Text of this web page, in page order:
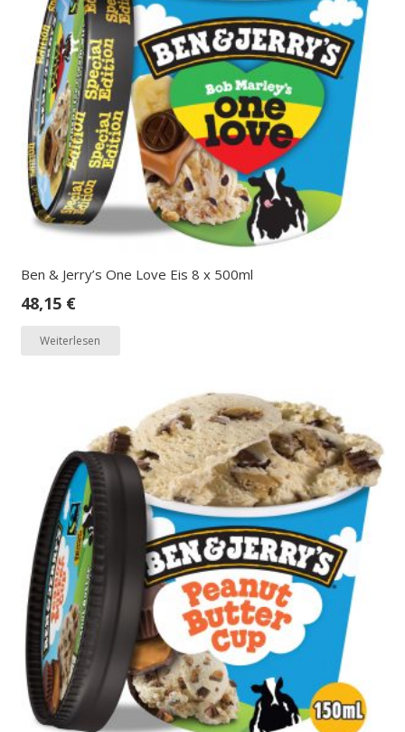
Ben & Jerry’s One Love Eis 8 x 500ml
48,15 €
Weiterlesen